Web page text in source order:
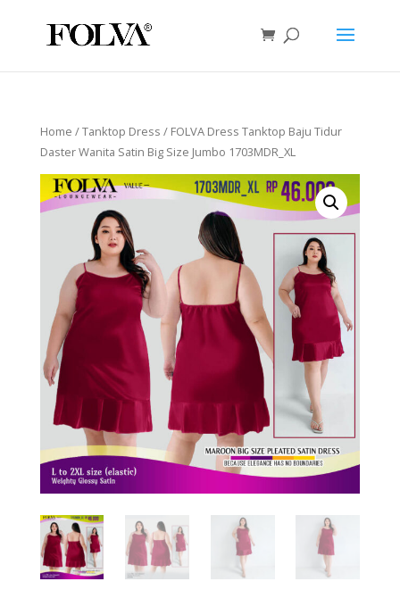
Home /Tanktop Dress / FOLVA Dress Tanktop Baju Tidur
Daster Wanita Satin Big Size Jumbo 1703MDR_XL